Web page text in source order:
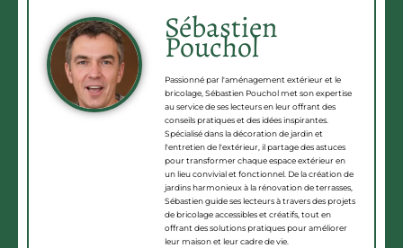
Sébastien
Pouchol
Passionné par l'aménagement extérieur et le
bricolage, Sébastien Pouchol met son expertise
au service de ses lecteurs en leur offrant des
conseils pratiques et des idées inspirantes.
Spécialisé dans la décoration de jardin et
l'entretien de l'extérieur, il partage des astuces
pour transformer chaque espace extérieur en
un lieu convivial et fonctionnel. De la création de
jardins harmonieux à la rénovation de terrasses,
Sébastien guide ses lecteurs à travers des projets
de bricolage accessibles et créatifs, tout en
offrant des solutions pratiques pour améliorer
leur maison et leur cadre de vie.